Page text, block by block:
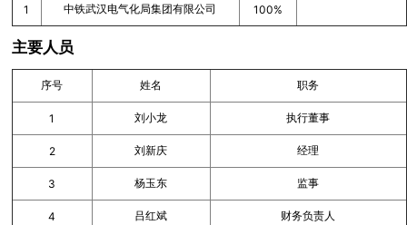
1 中铁武汉电气化局集团有限公司 100%
主要人员
序号 姓名 职务
1 刘小龙 执行董事
2 刘新庆 经理
3 杨玉东 监事
4 吕红斌 财务负责人